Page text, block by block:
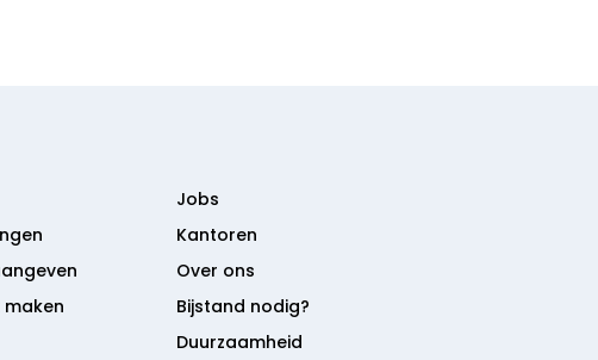
Jobs
Kantoren
Over ons
Bijstand nodig?
Duurzaamheid